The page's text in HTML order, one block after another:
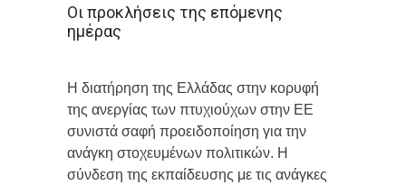
Οι προκλήσεις της επόμενης
ημέρας
Η διατήρηση της Ελλάδας στην κορυφή
της ανεργίας των πτυχιούχων στην ΕΕ
συνιστά σαφή προειδοποίηση για την
ανάγκη στοχευμένων πολιτικών. Η
σύνδεση της εκπαίδευσης με τις ανάγκες